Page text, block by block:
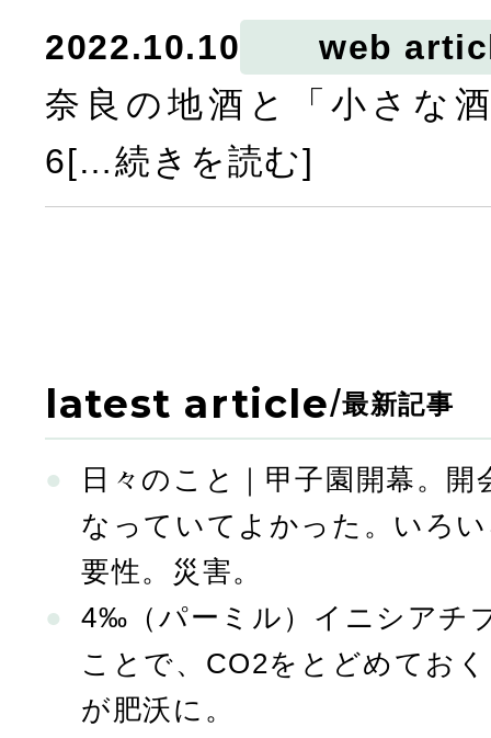
2022.10.10
web
奈良の地酒と「小さな
6[…続きを読む]
latest article/最新記事
日々のこと｜甲子園開幕。
なっていてよかった。いろ
要性。災害。
4‰（パーミル）イニシアチ
ことで、CO2をとどめてお
が肥沃に。